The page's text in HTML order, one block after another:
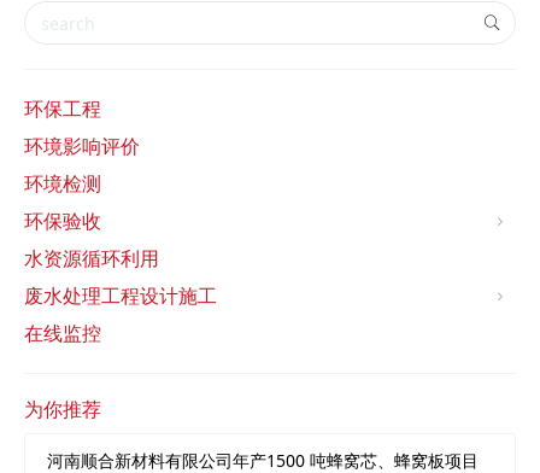
环保工程
环境影响评价
环境检测
环保验收
水资源循环利用
废水处理工程设计施工
在线监控
为你推荐
河南顺合新材料有限公司年产1500 吨蜂窝芯、蜂窝板项目